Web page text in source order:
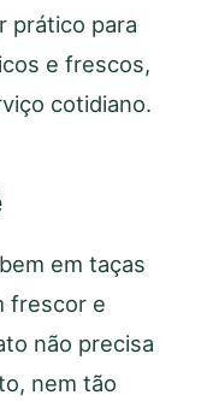
prático para
e frescos,
cotidiano.
em taças
frescor e
não precisa
nem tão